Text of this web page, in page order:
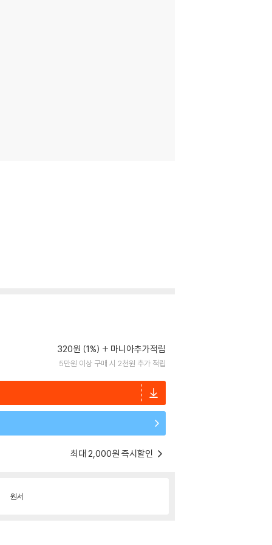
320원 (1%) 마니아추가적립
5만원 이상 구매 시 2천원 추가 적립
최대 2,000원 즉시할인
원서